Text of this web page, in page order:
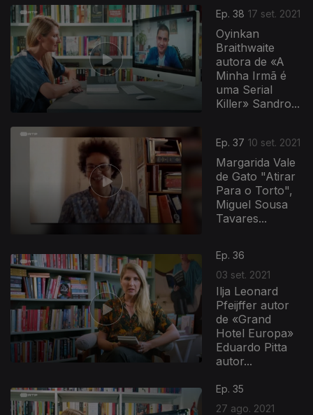
Ep. 38 17 set. 2021
Oyinkan
Braithwaite
autora de «A
Minha Irmã é
uma Serial
Killer» Sandro...
Ep. 37 10 set. 2021
Margarida Vale
de Gato "Atirar
Para o Torto",
Miguel Sousa
Tavares...
Ep. 36
03 set. 2021
Ilja Leonard
Pfeijffer autor
de «Grand
Hotel Europa»
Eduardo Pitta
autor...
Ep. 35
27 ago. 2021